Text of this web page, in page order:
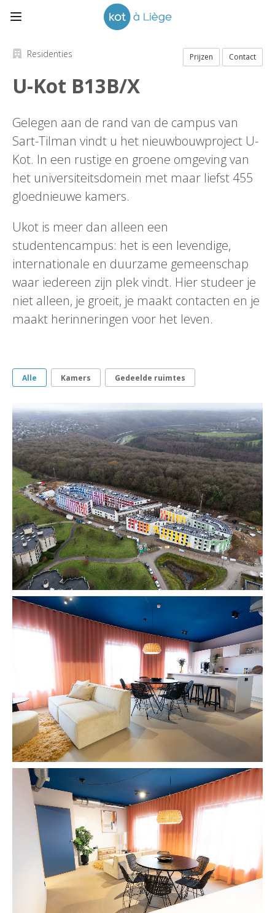
Prijzen Contact
Residenties
U-Kot B13B/X
Gelegen aan de rand van de campus van
Sart-Tilman vindt u het nieuwbouwproject U-
Kot. In een rustige en groene omgeving van
het universiteitsdomein met maar liefst 455
gloednieuwe kamers.
Ukot is meer dan alleen een
studentencampus: het is een levendige,
internationale en duurzame gemeenschap
waar iedereen zijn plek vindt. Hier studeer je
niet alleen, je groeit, je maakt contacten en je
maakt herinneringen voor het leven.
Alle Kamers Gedeelde ruimtes